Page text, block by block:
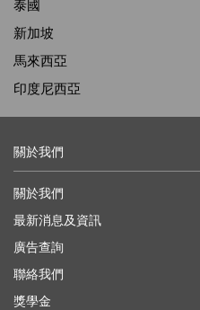
泰國
新加坡
馬來西亞
印度尼西亞
關於我們
關於我們
最新消息及資訊
廣告查詢
聯絡我們
獎學金